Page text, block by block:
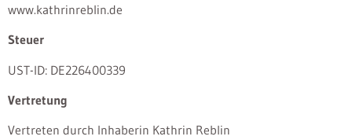
www.kathrinreblin.de
Steuer
UST-ID: DE226400339
Vertretung
Vertreten durch Inhaberin Kathrin Reblin